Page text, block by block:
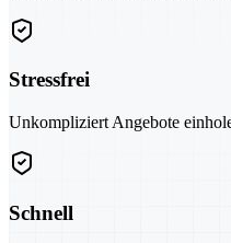
Stressfrei
Unkompliziert Angebote
Schnell